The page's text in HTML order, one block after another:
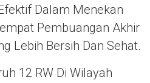
Dalam Menekan
Pembuangan Akhir
Lebih Bersih Dan Sehat.
12 RW Di Wilayah